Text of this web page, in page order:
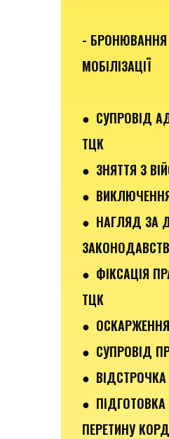
- БРОНЮВАННЯ
МОБІЛІЗАЦІЇ
● СУПРОВІД
ТЦК
● ЗНЯТТЯ З
●
● НАГЛЯД ЗА
● ФІКСАЦІЯ
ТЦК
●
● СУПРОВІД
● ВІДСТРОЧКА
●
ПЕРЕТИНУ